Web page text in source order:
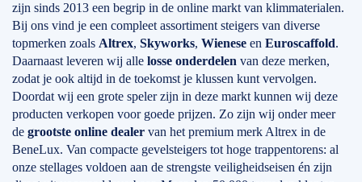
zijn sinds 2013 een begrip in de online markt van klimmaterialen.
Bij ons vind je een compleet assortiment steigers van diverse
topmerken zoals Altrex, Skyworks, Wienese en Euroscaffold.
Daarnaast leveren wij alle losse onderdelen van deze merken,
zodat je ook altijd in de toekomst je klussen kunt vervolgen.
Doordat wij een grote speler zijn in deze markt kunnen wij deze
producten verkopen voor goede prijzen. Zo zijn wij onder meer
de grootste online dealer van het premium merk Altrex in de
BeneLux. Van compacte gevelsteigers tot hoge trappentorens: al
onze stellages voldoen aan de strengste veiligheidseisen én zijn